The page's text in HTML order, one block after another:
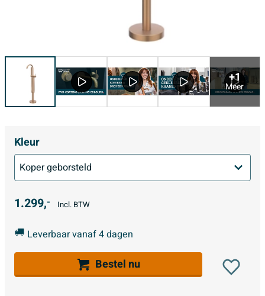
+1
Meer
Kleur
1.299,- Incl. BTW
Leverbaar vanaf 4 dagen
Bestel nu